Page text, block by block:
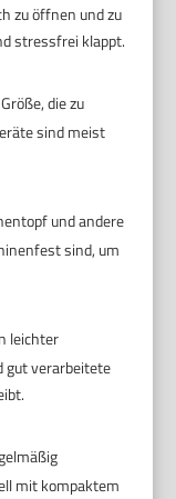
zu öffnen und zu
stressfrei klappt.
die zu
sind meist
und andere
sind, um
leichter
gut verarbeitete
mit kompaktem